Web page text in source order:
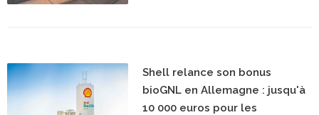
Shell relance son bonus
bioGNL en Allemagne : jusqu'à
10 000 euros pour les